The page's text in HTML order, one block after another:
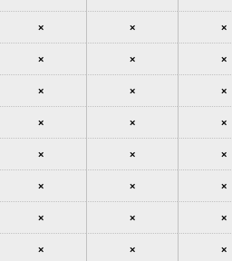
× × ×
× × ×
× × ×
× × ×
× × ×
× × ×
× × ×
× × ×